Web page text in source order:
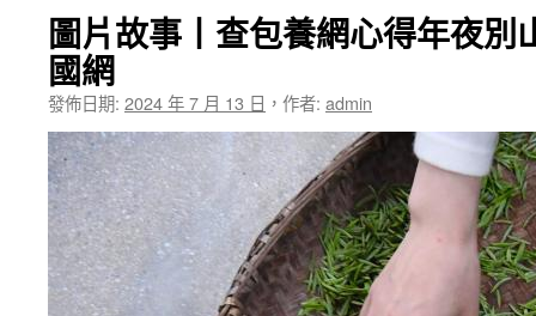
圖片故事丨查包養網心得年夜別
國網
發佈日期: 2024 年 7 月 13 日 ， 作者: admin